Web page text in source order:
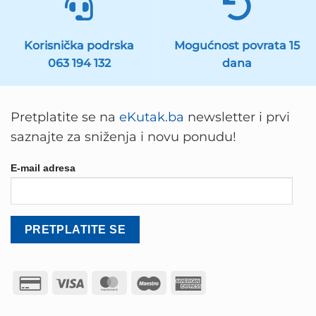
Korisnička podrska
063 194 132
Mogućnost povrata 15
dana
Pretplatite se na eKutak.ba newsletter i prvi
saznajte za sniženja i novu ponudu!
E-mail adresa
Credit
Visa MasterCard
Maestro